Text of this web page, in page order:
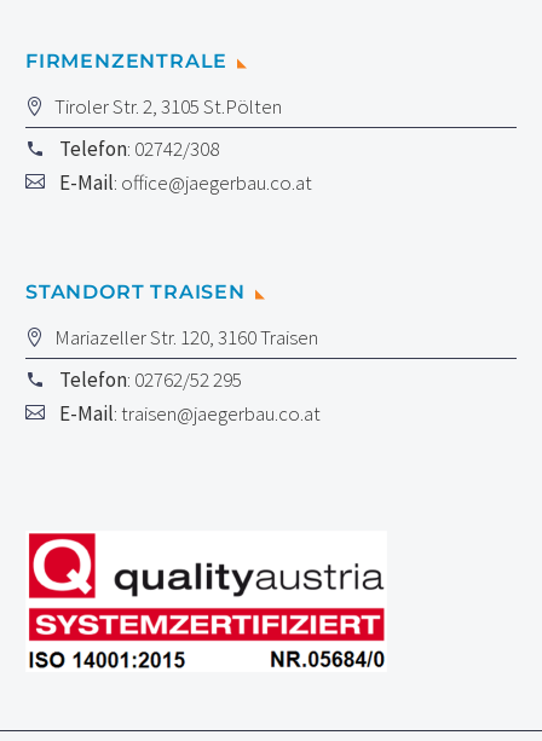
FIRMENZENTRALE
Tiroler Str. 2, 3105 St.Pölten
Telefon: 02742/308
E-Mail: office@jaegerbau.co.at
STANDORT TRAISEN
Mariazeller Str. 120, 3160 Traisen
Telefon: 02762/52 295
E-Mail:traisen@jaegerbau.co.at